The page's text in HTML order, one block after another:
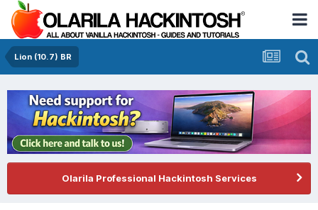
Lion (10.7) BR
Olarila Professional Hackintosh Services